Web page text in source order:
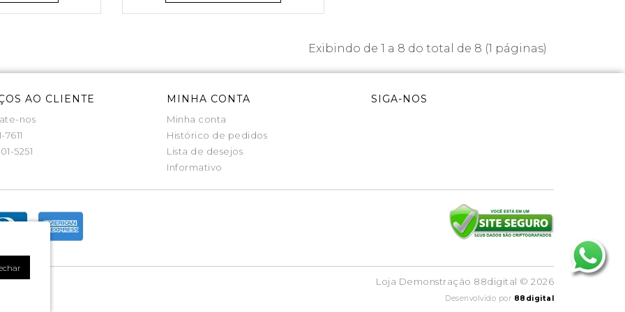
Exibindo de 1 a 8 do total de 8 (1 páginas)
AO CLIENTE
nos
7611
5251
MINHA CONTA
Minha conta
Histórico de pedidos
Lista de desejos
Informativo
SIGA-NOS
Loja Demonstração 88digital © 2026
Desenvolvido por 88digital